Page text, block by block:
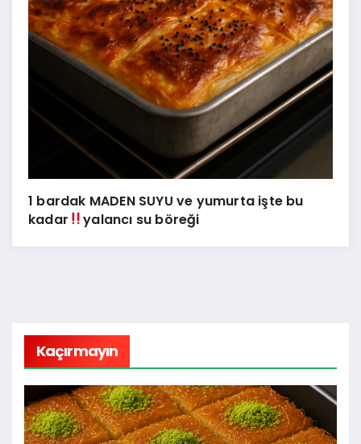
1 bardak MADEN SUYU ve yumurta işte bu
kadar
yalancı su böreği
Kaçırmayın